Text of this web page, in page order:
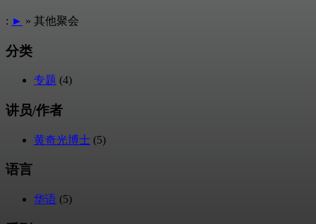
: ► » 其他聚会
分类
专题 (4)
讲员/作者
黄奇光博士 (5)
语言
华语 (5)